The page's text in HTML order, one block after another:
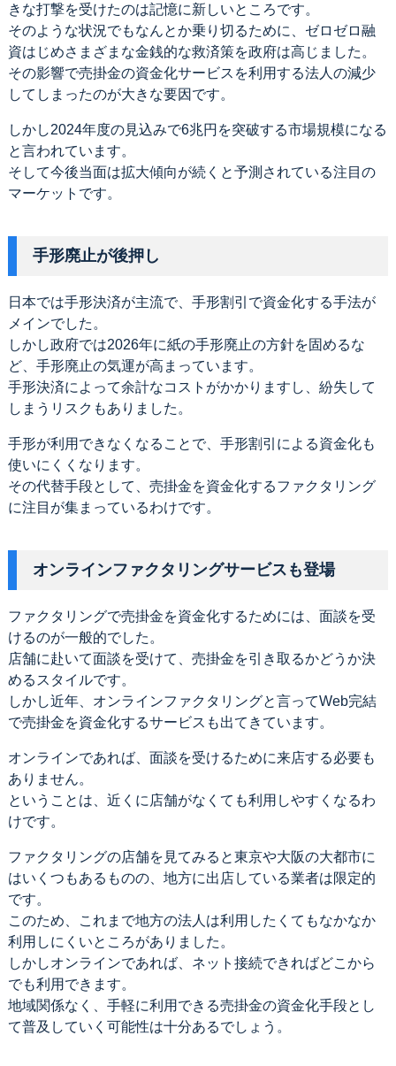
きな打撃を受けたのは記憶に新しいところです。
そのような状況でもなんとか乗り切るために、ゼロゼロ融
資はじめさまざまな金銭的な救済策を政府は高じました。
その影響で売掛金の資金化サービスを利用する法人の減少
してしまったのが大きな要因です。
しかし2024年度の見込みで6兆円を突破する市場規模になる
と言われています。
そして今後当面は拡大傾向が続くと予測されている注目の
マーケットです。
手形廃止が後押し
日本では手形決済が主流で、手形割引で資金化する手法が
メインでした。
しかし政府では2026年に紙の手形廃止の方針を固めるな
ど、手形廃止の気運が高まっています。
手形決済によって余計なコストがかかりますし、紛失して
しまうリスクもありました。
手形が利用できなくなることで、手形割引による資金化も
使いにくくなります。
その代替手段として、売掛金を資金化するファクタリング
に注目が集まっているわけです。
オンラインファクタリングサービスも登場
ファクタリングで売掛金を資金化するためには、面談を受
けるのが一般的でした。
店舗に赴いて面談を受けて、売掛金を引き取るかどうか決
めるスタイルです。
しかし近年、オンラインファクタリングと言ってWeb完結
で売掛金を資金化するサービスも出てきています。
オンラインであれば、面談を受けるために来店する必要も
ありません。
ということは、近くに店舗がなくても利用しやすくなるわ
けです。
ファクタリングの店舗を見てみると東京や大阪の大都市に
はいくつもあるものの、地方に出店している業者は限定的
です。
このため、これまで地方の法人は利用したくてもなかなか
利用しにくいところがありました。
しかしオンラインであれば、ネット接続できればどこから
でも利用できます。
地域関係なく、手軽に利用できる売掛金の資金化手段とし
て普及していく可能性は十分あるでしょう。